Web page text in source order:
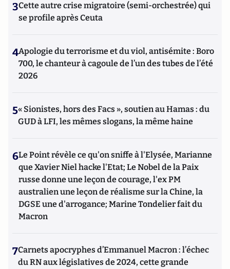
3Cette autre crise migratoire (semi-orchestrée) qui
se profile après Ceuta
4Apologie du terrorisme et du viol, antisémite : Boro
700, le chanteur à cagoule de l’un des tubes de l’été
2026
5« Sionistes, hors des Facs », soutien au Hamas : du
GUD à LFI, les mêmes slogans, la même haine
6Le Point révèle ce qu'on sniffe à l'Elysée, Marianne
que Xavier Niel hacke l'Etat; Le Nobel de la Paix
russe donne une leçon de courage, l'ex PM
australien une leçon de réalisme sur la Chine, la
DGSE une d'arrogance; Marine Tondelier fait du
Macron
7Carnets apocryphes d’Emmanuel Macron : l’échec
du RN aux législatives de 2024, cette grande